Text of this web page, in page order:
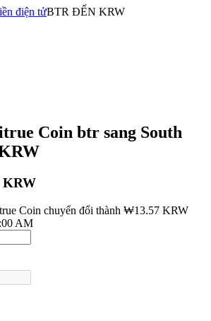
điện tửBTR ĐẾN KRW
Coin btr sang South
KRW
Coin chuyển đổi thành ₩13.57 KRW
AM